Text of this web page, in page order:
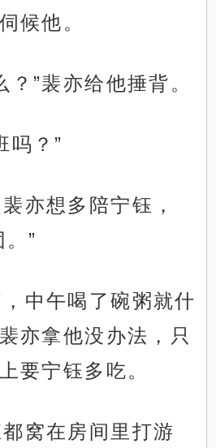
候他。
？”裴亦给他捶背。
吗？”
亦想多陪宁钰，
”
中午喝了碗粥就什
亦拿他没办法，只
要宁钰多吃。
窝在房间里打游